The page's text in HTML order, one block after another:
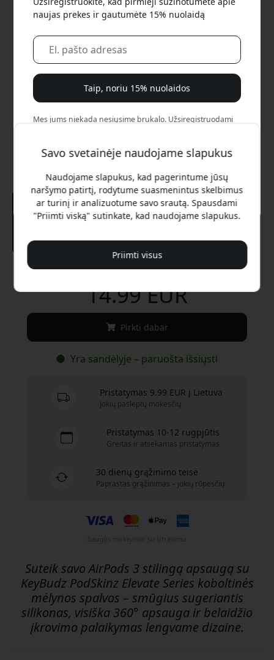
14.99 EUR
Pirkti dabar
Yra sandėlyje – paruošta išsiųsti
Pristatymas 9.99 EUR į Lietuva
Jokių paslėptų mokesčių
Pristatymas 10-12 rugpjūtis
Greitas ir atsekamas pristatymas
30 dienų grąžinimo teisė
Paprastas grąžinimas – jokių rūpesčių
Suteik savo AirPods 3 stilingą apsaugą su
KeyBudz PodSkinz Elevate Series koboltinės
mėlynos spalvos – smūgius sugeriantis
silikonas, visiška 360° apsauga ir belaidžio
įkrovimo palaikymas lengvame dizaine.
Savo svetainėje naudojame slapukus
Naudojame slapukus, kad pagerintume jūsų
naršymo patirtį, rodytume suasmenintus skelbimus
ar turinį ir analizuotume savo srautą. Spausdami
"Priimti viską" sutinkate, kad naudojame slapukus.
Priimti visus
naujas prekes ir gautumėte 15% nuolaidą
Taip, noriu 15% nuolaidos
Mes jums niekada nesiųsime brukalo. Užsiregistruodami
Ne, aš verčiau mokėčiau visą kainą.